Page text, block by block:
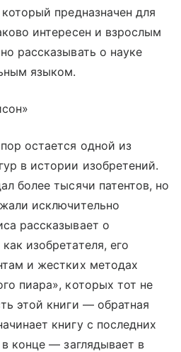
предназначен для
интересен и взрослым
рассказывать о науке
языком.
остается одной из
в истории изобретений.
более тысячи патентов, но
исключительно
рассказывает о
изобретателя, его
и жестких методах
пиара», которых тот не
этой книги — обратная
книгу с последних
конце — заглядывает в